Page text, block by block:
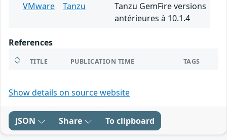
VMware
Tanzu
Tanzu GemFire versions
antérieures à 10.1.4
References
TITLE PUBLICATION TIME TAGS
Show details on source website
JSON Share To clipboard